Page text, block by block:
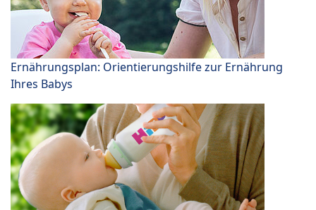
Ernährungsplan: Orientierungshilfe zur Ernährung
Ihres Babys